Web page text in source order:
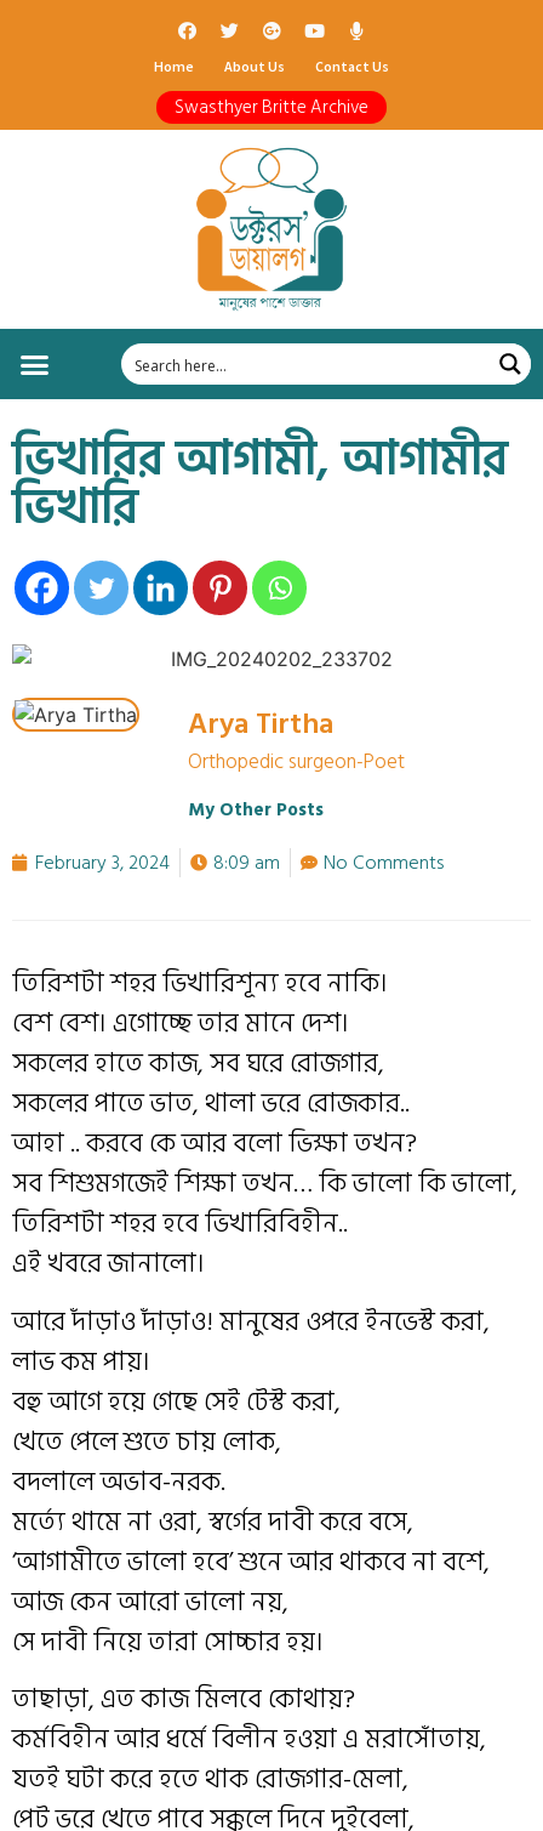
Home About Us Contact Us
Swasthyer Britte Archive
ভিখারির আগামী, আগামীর
ভিখারি
Arya Tirtha
Orthopedic surgeon-Poet
My Other Posts
February 3, 2024 8:09 am No Comments
তিরিশটা শহর ভিখারিশূন্য হবে নাকি।
বেশ বেশ। এগোচ্ছে তার মানে দেশ।
সকলের হাতে কাজ, সব ঘরে রোজগার,
সকলের পাতে ভাত, থালা ভরে রোজকার..
আহা .. করবে কে আর বলো ভিক্ষা তখন?
সব শিশুমগজেই শিক্ষা তখন… কি ভালো কি ভালো,
তিরিশটা শহর হবে ভিখারিবিহীন..
এই খবরে জানালো।
আরে দাঁড়াও দাঁড়াও! মানুষের ওপরে ইনভেস্ট করা,
লাভ কম পায়।
বহু আগে হয়ে গেছে সেই টেস্ট করা,
খেতে পেলে শুতে চায় লোক,
বদলালে অভাব-নরক.
মর্ত্যে থামে না ওরা, স্বর্গের দাবী করে বসে,
‘আগামীতে ভালো হবে’ শুনে আর থাকবে না বশে,
আজ কেন আরো ভালো নয়,
সে দাবী নিয়ে তারা সোচ্চার হয়।
তাছাড়া, এত কাজ মিলবে কোথায়?
কর্মবিহীন আর ধর্মে বিলীন হওয়া এ মরাসোঁতায়,
যতই ঘটা করে হতে থাক রোজগার-মেলা,
পেট ভরে খেতে পাবে সক্কলে দিনে দুইবেলা,